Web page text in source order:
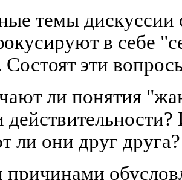
темы
в себе
Состоят эти
ли понятия
ли они друг друга?